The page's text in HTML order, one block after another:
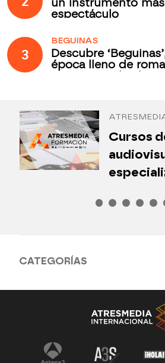
un instrumento
espectáculo
3
BEGUINAS
Descubre
época lleno de
Cursos
CATEGORÍAS
Antena 3 Noticias El
Tu cara me suena